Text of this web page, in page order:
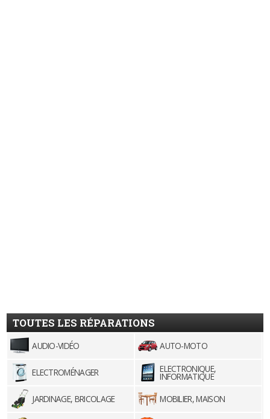
TOUTES LES RÉPARATIONS
AUDIO-VIDÉO AUTO-MOTO
ELECTROMÉNAGER ELECTRONIQUE,
INFORMATIQUE
JARDINAGE, BRICOLAGE
MOBILIER, MAISON